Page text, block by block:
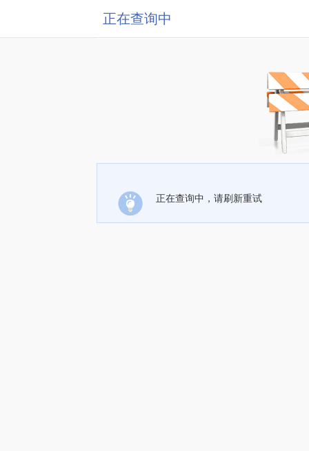
正在查询中
正在查询中，请刷新重试